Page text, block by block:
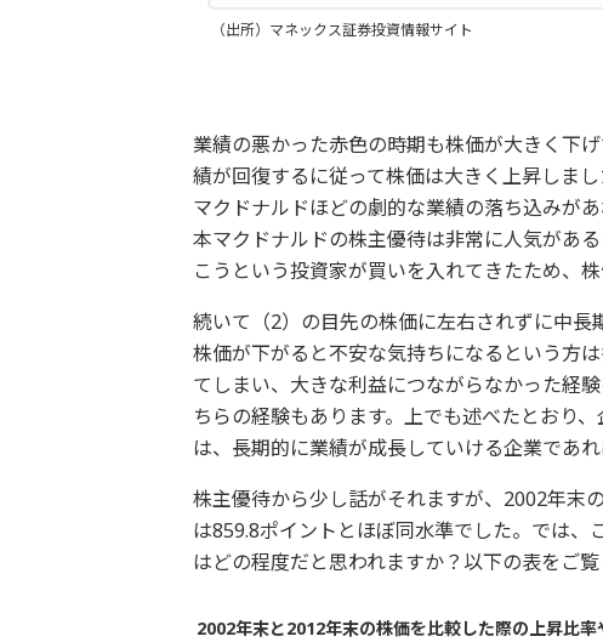
（出所）マネックス証券投資情報サイト
業績の悪かった赤色の時期も株価が大きく下
績が回復するに従って株価は大きく上昇しま
マクドナルドほどの劇的な業績の落ち込みが
本マクドナルドの株主優待は非常に人気があ
こうという投資家が買いを入れてきたため、
続いて（2）の目先の株価に左右されずに中
株価が下がると不安な気持ちになるという方
てしまい、大きな利益につながらなかった経
ちらの経験もあります。上でも述べたとおり
は、長期的に業績が成長していける企業であ
株主優待から少し話がそれますが、2002年末
は859.8ポイントとほぼ同水準でした。では
はどの程度だと思われますか？以下の表をご覧
2002年末と2012年末の株価を比較した際の上昇比率